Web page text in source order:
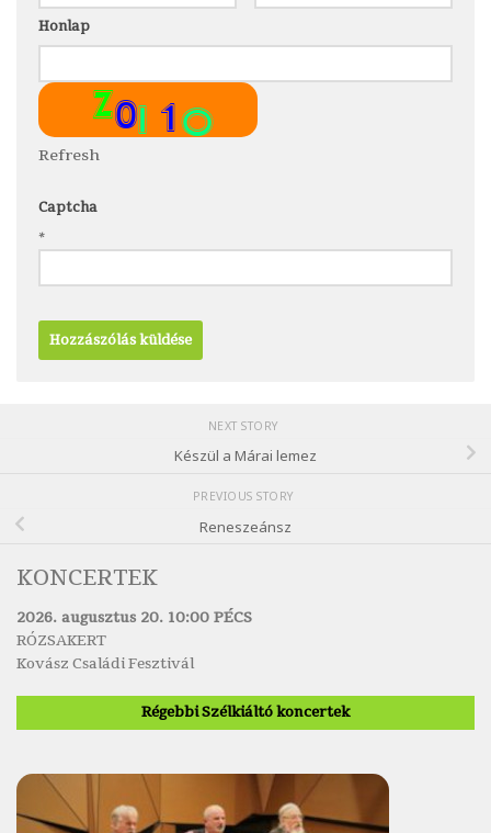
Honlap
Refresh
Captcha
*
NEXT STORY
Készül a Márai lemez
PREVIOUS STORY
Reneszeánsz
KONCERTEK
2026. augusztus 20. 10:00 PÉCS
RÓZSAKERT
Kovász Családi Fesztivál
Régebbi Szélkiáltó koncertek